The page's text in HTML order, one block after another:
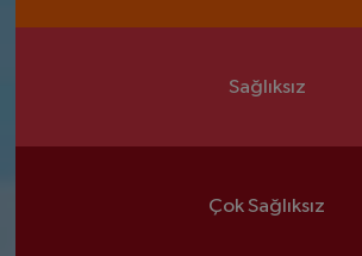
Sağlıksız
Çok Sağlıksız